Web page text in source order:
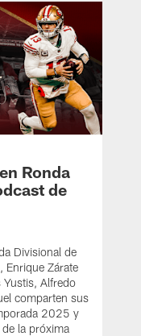
Ronda
de
Divisional de
Enrique Zárate
Alfredo
comparten sus
2025 y
la próxima